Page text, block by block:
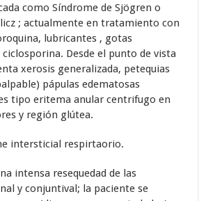
como Síndrome de Sjögren o
; actualmente en tratamiento con
lubricantes , gotas
Desde el punto de vista
xerosis generalizada, petequias
pápulas edematosas
tipo eritema anular centrifugo en
y región glútea.
intersticial respirtaorio.
intensa resequedad de las
y conjuntival; la paciente se